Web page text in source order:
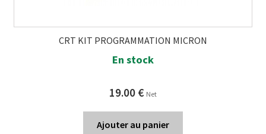
CRT KIT PROGRAMMATION MICRON
En stock
19.00 € Net
Ajouter au panier